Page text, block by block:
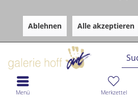
Ablehnen Alle akzeptieren
Merkzettel
Menü